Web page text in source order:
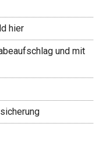
hier
und mit